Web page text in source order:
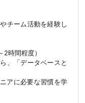
チーム活動を経験し
時間程度）
、「データベースと
アに必要な習慣を学